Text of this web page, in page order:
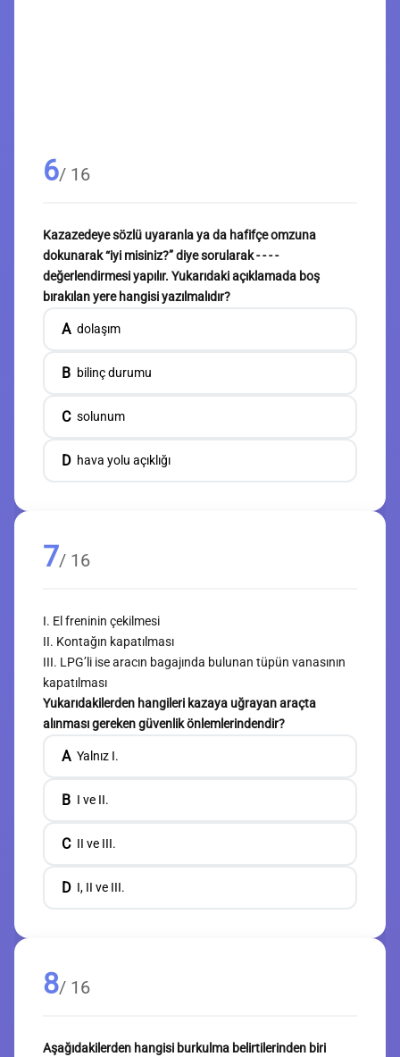
6/ 16
Kazazedeye sözlü uyaranla ya da hafifçe omzuna
dokunarak “iyi misiniz?” diye sorularak - - - -
değerlendirmesi yapılır. Yukarıdaki açıklamada boş
bırakılan yere hangisi yazılmalıdır?
A dolaşım
B bilinç durumu
C solunum
D hava yolu açıklığı
7/ 16
I. El freninin çekilmesi
II. Kontağın kapatılması
III. LPG’li ise aracın bagajında bulunan tüpün vanasının
kapatılması
Yukarıdakilerden hangileri kazaya uğrayan araçta
alınması gereken güvenlik önlemlerindendir?
A Yalnız I.
B I ve II.
C II ve III.
D I, II ve III.
8/ 16
Aşağıdakilerden hangisi burkulma belirtilerinden biri